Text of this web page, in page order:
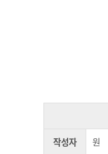
작성자
원